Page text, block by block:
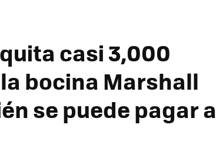
casi 3,000
bocina Marshall
se puede pagar